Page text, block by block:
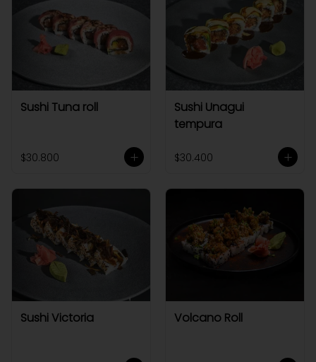
Sushi Tuna roll
$30.800
Sushi Unagui
tempura
$30.400
Sushi Victoria Volcano Roll